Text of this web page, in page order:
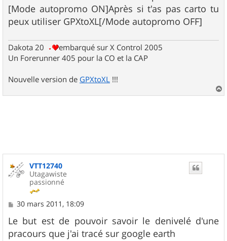
[Mode autopromo ON]Après si t'as pas carto tu
peux utiliser GPXtoXL[/Mode autopromo OFF]
Dakota 20
embarqué sur X Control 2005
Un Forerunner 405 pour la CO et la CAP
Nouvelle version de GPXtoXL !!!
a
VTT12740
Utagawiste
passionné
M
s
s
a
30 mars 2011, 18:09
Le but est de pouvoir savoir le denivelé d'une
pracours que j'ai tracé sur google earth